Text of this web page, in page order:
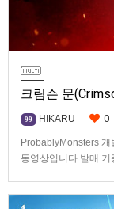
크림슨 문
99 HIKARU 0
ProbablyMonsters
동영상입니다.발매